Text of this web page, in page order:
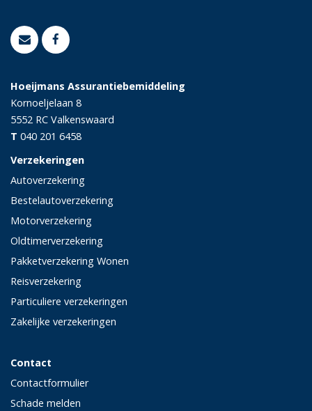
Hoeijmans Assurantiebemiddeling
Kornoeljelaan 8
5552 RC Valkenswaard
T 040 201 6458
Verzekeringen
Autoverzekering
Bestelautoverzekering
Motorverzekering
Oldtimerverzekering
Pakketverzekering Wonen
Reisverzekering
Particuliere verzekeringen
Zakelijke verzekeringen
Contact
Contactformulier
Schade melden